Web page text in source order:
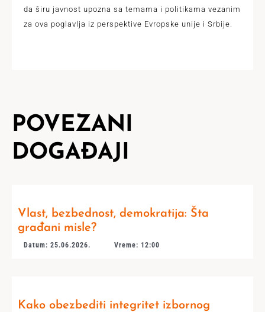
da širu javnost upozna sa temama i politikama vezanim
za ova poglavlja iz perspektive Evropske unije i Srbije.
POVEZANI
DOGAĐAJI
Vlast, bezbednost, demokratija: Šta
građani misle?
Datum: 25.06.2026. Vreme: 12:00
Kako obezbediti integritet izbornog